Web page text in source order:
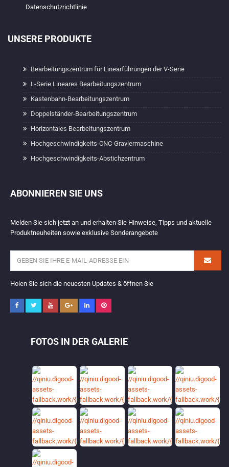
Datenschutzrichtlinie
UNSERE PRODUKTE
Bearbeitungszentrum für Linearführungen der V-Serie
L-Serie Lineares Bearbeitungszentrum
Kastenbahn-Bearbeitungszentrum
Doppelständer-Bearbeitungszentrum
Horizontales Bearbeitungszentrum
Hochgeschwindigkeits-CNC-Graviermaschine
Hochgeschwindigkeits-Abstichzentrum
ABONNIEREN SIE UNS
Melden Sie sich jetzt an und erhalten Sie Hinweise, Tipps und aktuelle
Produktneuheiten sowie exklusive Sonderangebote
Holen Sie sich die neuesten Updates & öffnen Sie
FOTOS IN DER GALERIE